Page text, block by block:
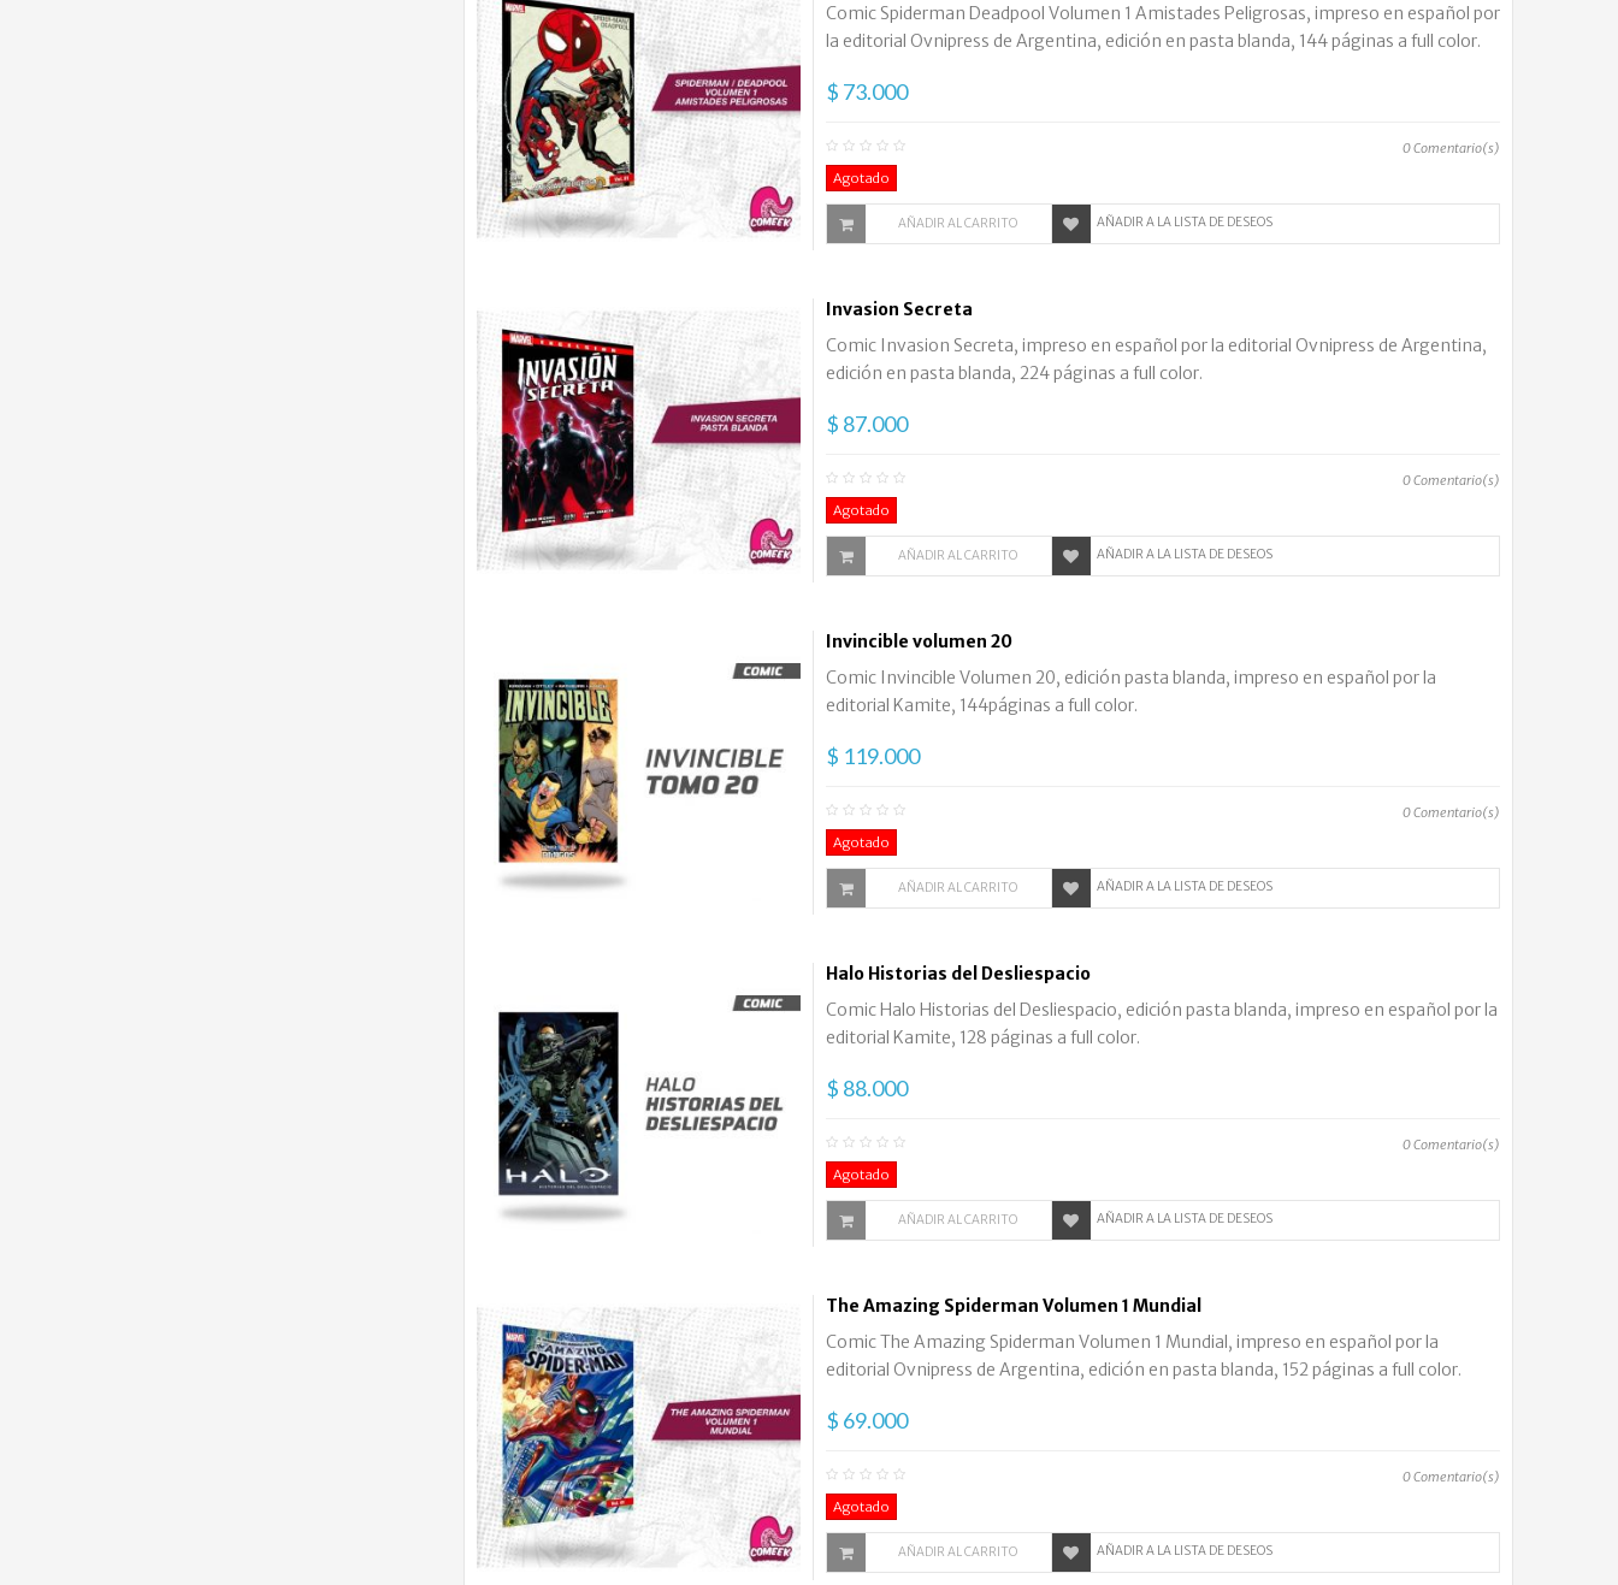
Comic Spiderman Deadpool Volumen 1 Amistades Peligrosas, impreso en español por
la editorial Ovnipress de Argentina, edición en pasta blanda, 144 páginas a full color.
$ 73.000
0Comentario(s)
Agotado
AÑADIR AL CARRITO AÑADIR A LA LISTA DE DESEOS
Invasion Secreta
Comic Invasion Secreta, impreso en español por la editorial Ovnipress de Argentina,
edición en pasta blanda, 224 páginas a full color.
$ 87.000
0Comentario(s)
Agotado
AÑADIR AL CARRITO AÑADIR A LA LISTA DE DESEOS
Invincible volumen 20
Comic Invincible Volumen 20, edición pasta blanda, impreso en español por la
editorial Kamite, 144páginas a full color.
$ 119.000
0Comentario(s)
Agotado
AÑADIR AL CARRITO AÑADIR A LA LISTA DE DESEOS
Halo Historias del Desliespacio
Comic Halo Historias del Desliespacio, edición pasta blanda, impreso en español por la
editorial Kamite, 128 páginas a full color.
$ 88.000
0Comentario(s)
Agotado
AÑADIR AL CARRITO AÑADIR A LA LISTA DE DESEOS
The Amazing Spiderman Volumen 1 Mundial
Comic The Amazing Spiderman Volumen 1 Mundial, impreso en español por la
editorial Ovnipress de Argentina, edición en pasta blanda, 152 páginas a full color.
$ 69.000
0Comentario(s)
Agotado
AÑADIR AL CARRITO AÑADIR A LA LISTA DE DESEOS